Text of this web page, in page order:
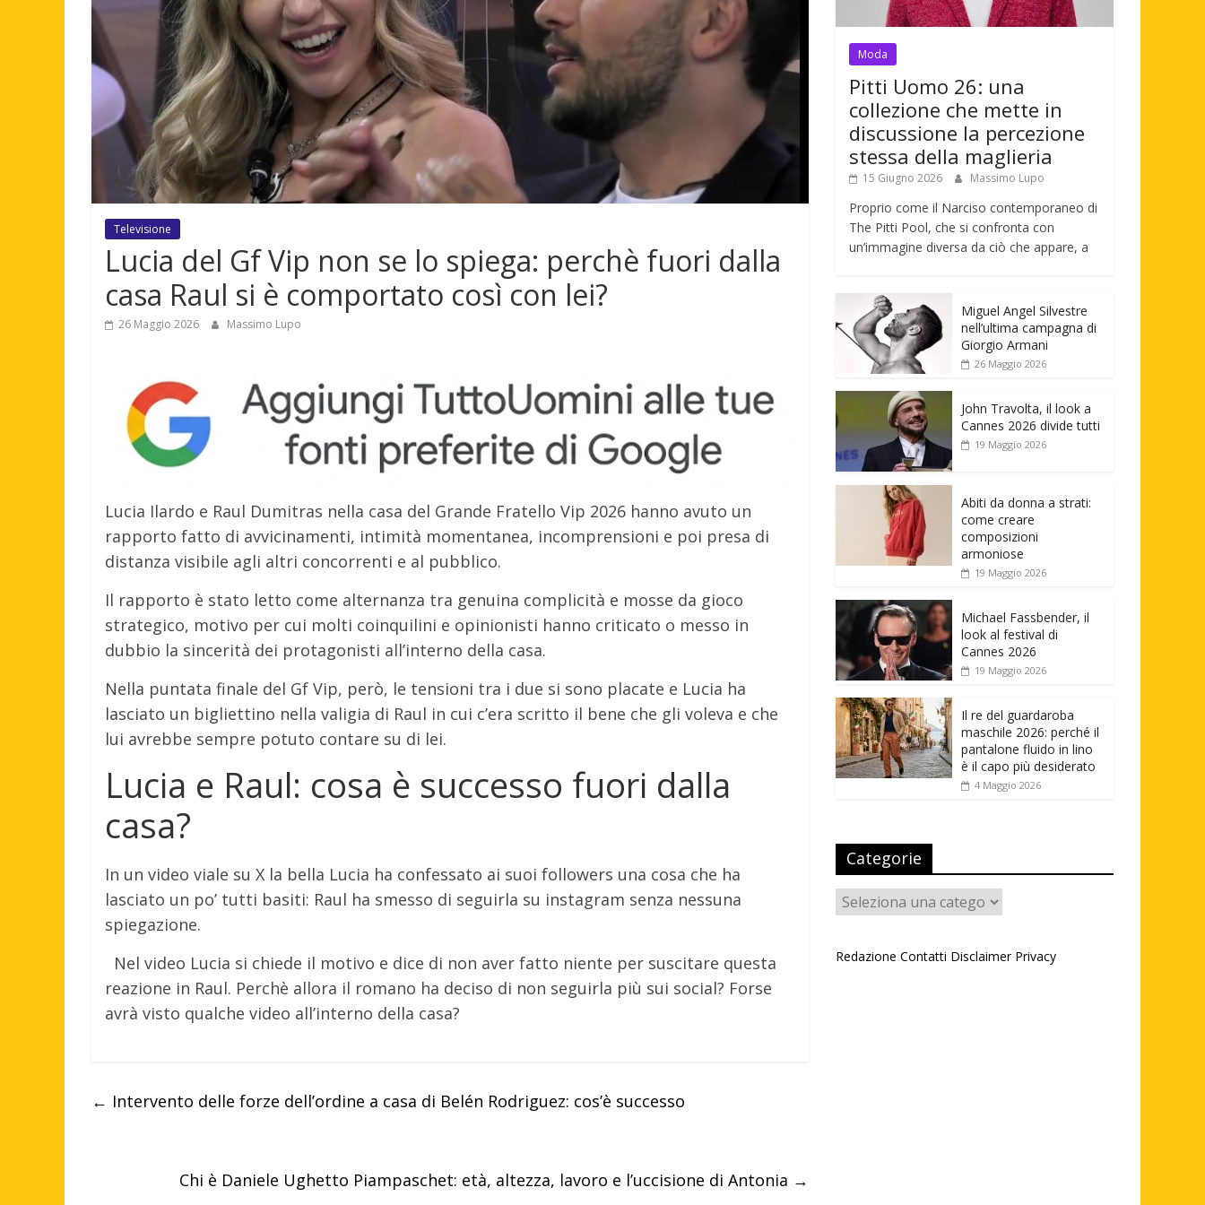
Televisione
Lucia del Gf Vip non se lo spiega: perchè fuori dalla
casa Raul si è comportato così con lei?
26 Maggio 2026 Massimo Lupo
Lucia Ilardo e Raul Dumitras nella casa del Grande Fratello Vip 2026 hanno avuto un
rapporto fatto di avvicinamenti, intimità momentanea, incomprensioni e poi presa di
distanza visibile agli altri concorrenti e al pubblico.
Il rapporto è stato letto come alternanza tra genuina complicità e mosse da gioco
strategico, motivo per cui molti coinquilini e opinionisti hanno criticato o messo in
dubbio la sincerità dei protagonisti all’interno della casa.
Nella puntata finale del Gf Vip, però, le tensioni tra i due si sono placate e Lucia ha
lasciato un bigliettino nella valigia di Raul in cui c’era scritto il bene che gli voleva e che
lui avrebbe sempre potuto contare su di lei.
Lucia e Raul: cosa è successo fuori dalla
casa?
In un video viale su X la bella Lucia ha confessato ai suoi followers una cosa che ha
lasciato un po’ tutti basiti: Raul ha smesso di seguirla su instagram senza nessuna
spiegazione.
Nel video Lucia si chiede il motivo e dice di non aver fatto niente per suscitare questa
reazione in Raul. Perchè allora il romano ha deciso di non seguirla più sui social? Forse
avrà visto qualche video all’interno della casa?
← Intervento delle forze dell’ordine a casa di Belén Rodriguez: cos’è successo
Chi è Daniele Ughetto Piampaschet: età, altezza, lavoro e l’uccisione di Antonia →
Moda
Pitti Uomo 26: una
collezione che mette in
discussione la percezione
stessa della maglieria
15 Giugno 2026 Massimo Lupo
Proprio come il Narciso contemporaneo di
The Pitti Pool, che si confronta con
un’immagine diversa da ciò che appare, a
Miguel Angel Silvestre
nell’ultima campagna di
Giorgio Armani
26 Maggio 2026
John Travolta, il look a
Cannes 2026 divide tutti
19 Maggio 2026
Abiti da donna a strati:
come creare
composizioni
armoniose
19 Maggio 2026
Michael Fassbender, il
look al festival di
Cannes 2026
19 Maggio 2026
Il re del guardaroba
maschile 2026: perché il
pantalone fluido in lino
è il capo più desiderato
4 Maggio 2026
Categorie
Categorie
Redazione Contatti Disclaimer Privacy